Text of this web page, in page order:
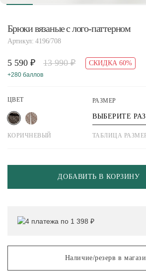
Брюки вязаные с лого-паттерном
Артикул: 4196/708
5 590 ₽ 13 990 ₽ СКИДКА 60%
+280 баллов
ЦВЕТ
КОРИЧНЕВЫЙ
РАЗМЕР
ВЫБЕРИТЕ
ТАБЛИЦА
ДОБАВИТЬ В КОРЗИНУ
4 платежа по 1 398 ₽
Наличие/резерв в